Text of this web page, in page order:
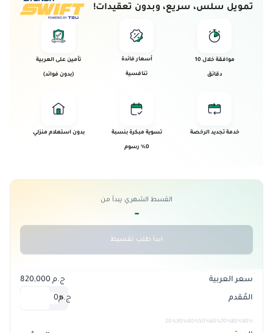
تمويل سلس، سريع، وبدون تعقيدات!
موافقة خلال 10
دقائق
أسعار فائدة
تنافسية
تأمين على العربية
(بدون فوائد)
خدمة تجديد الرخصة تسوية مبكرة بنسبة
0% رسوم
بدون استعلام منزلي
القسط الشهري يبدأ من
-
ابدأ طلب تقسيط
سعر العربية ج.م 820,000
المُقدم 0%
ج.م
20% 30%40% 50%60%70%80%90%